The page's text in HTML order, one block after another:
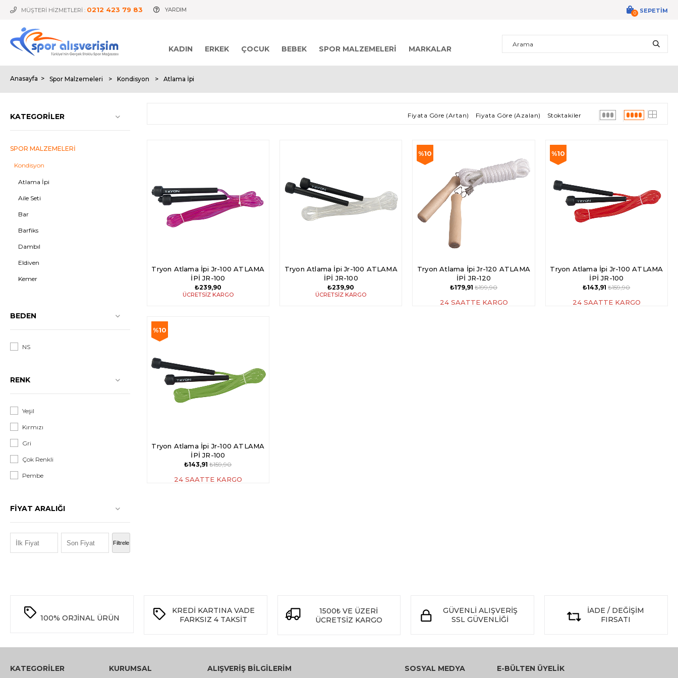
MÜŞTERİ HİZMETLERİ : 0212 423 79 83 YARDIM
KADIN ERKEK ÇOCUK BEBEK SPOR MALZEMELERI MARKALAR
SEPETIM
0
Anasayfa > Spor Malzemeleri > Kondisyon > Atlama İpi
KATEGORILER
SPOR MALZEMELERI
Kondisyon
Atlama İpi
Aile Seti
Bar
Barfiks
Dambıl
Eldiven
Kemer
Twister
Yelek
Şınav Aleti
Sağlık Topu
Kum Topu
Egzersiz Tekerleği
Aksesuar
BEDEN
NS
RENK
Yeşil
Kırmızı
Gri
Çok Renkli
Pembe
FIYAT ARALIĞI
Filtrele
Fiyata Göre (Artan) Fiyata Göre (Azalan) Stoktakiler
Tryon Atlama İpi Jr-100 ATLAMA
İPİ JR-100
₺239,90
ÜCRETSIZ KARGO
Tryon Atlama İpi Jr-100 ATLAMA
İPİ JR-100
₺239,90
ÜCRETSIZ KARGO
Tryon Atlama İpi Jr-120 ATLAMA
İPİ JR-120
₺179,91 ₺199,90
%10
%10İndirim
24 SAATTE KARGO
Tryon Atlama İpi Jr-100 ATLAMA
İPİ JR-100
₺143,91 ₺159,90
%10
%10İndirim
24 SAATTE KARGO
Tryon Atlama İpi Jr-100 ATLAMA
İPİ JR-100
₺143,91 ₺159,90
%10
%10İndirim
24 SAATTE KARGO
100% ORJİNAL ÜRÜN
KREDİ KARTINA VADE
FARKSIZ 4 TAKSİT
1500₺VE ÜZERİ
ÜCRETSİZ KARGO
GÜVENLİ ALIŞVERİŞ
SSL GÜVENLİĞİ
İADE / DEĞİŞİM
FIRSATI
KATEGORİLER KURUMSAL ALIŞVERİŞ BİLGİLERİM SOSYAL MEDYA E-BÜLTEN ÜYELİK